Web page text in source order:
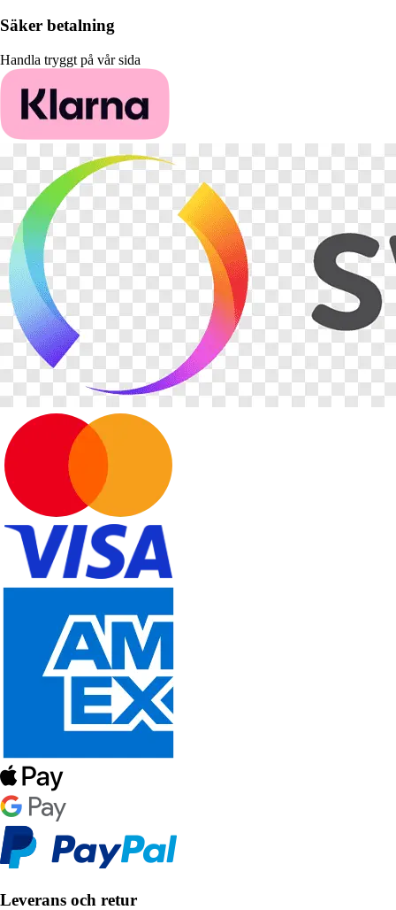
Säker betalning
Handla tryggt på vår sida
Leverans och retur